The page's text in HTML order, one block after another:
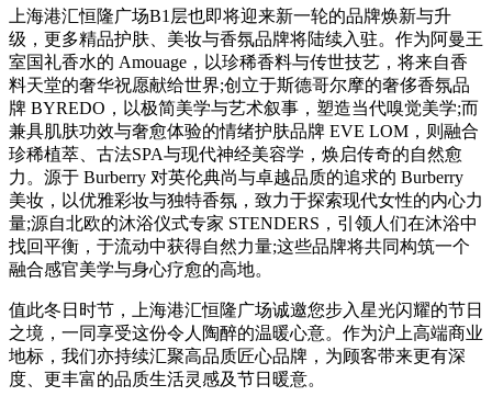
上海港汇恒隆广场B1层也即将迎来新一轮的品牌焕新与升
级，更多精品护肤、美妆与香氛品牌将陆续入驻。作为阿曼王
室国礼香水的 Amouage，以珍稀香料与传世技艺，将来自香
料天堂的奢华祝愿献给世界;创立于斯德哥尔摩的奢侈香氛品
牌 BYREDO，以极简美学与艺术叙事，塑造当代嗅觉美学;而
兼具肌肤功效与奢愈体验的情绪护肤品牌 EVE LOM，则融合
珍稀植萃、古法SPA与现代神经美容学，焕启传奇的自然愈
力。源于 Burberry 对英伦典尚与卓越品质的追求的 Burberry
美妆，以优雅彩妆与独特香氛，致力于探索现代女性的内心力
量;源自北欧的沐浴仪式专家 STENDERS，引领人们在沐浴中
找回平衡，于流动中获得自然力量;这些品牌将共同构筑一个
融合感官美学与身心疗愈的高地。
值此冬日时节，上海港汇恒隆广场诚邀您步入星光闪耀的节日
之境，一同享受这份令人陶醉的温暖心意。作为沪上高端商业
地标，我们亦持续汇聚高品质匠心品牌，为顾客带来更有深
度、更丰富的品质生活灵感及节日暖意。